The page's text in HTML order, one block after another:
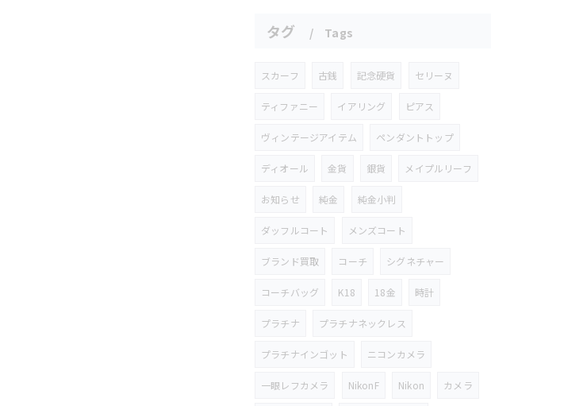
タグ Tags
スカーフ 古銭 記念硬貨 セリーヌ
ティファニー イアリング ピアス
ヴィンテージアイテム ペンダントトップ
ディオール 金貨 銀貨 メイプルリーフ
お知らせ 純金 純金小判
ダッフルコート メンズコート
ブランド買取 コーチ シグネチャー
コーチバッグ K18 18金 時計
プラチナ プラチナネックレス
プラチナインゴット ニコンカメラ
一眼レフカメラ NikonF Nikon カメラ